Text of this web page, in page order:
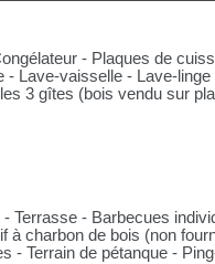
- Plaques de
- Lave-vaisselle - Lave-linge
3 gîtes (bois vendu sur
Terrasse - Barbecues
à charbon de bois (non
- Terrain de pétanque -